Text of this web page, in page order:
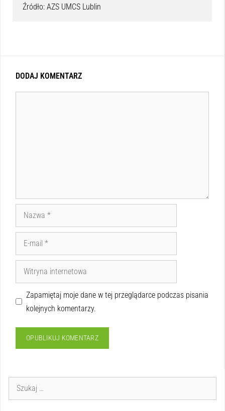
Źródło: AZS UMCS Lublin
DODAJ KOMENTARZ
Zapamiętaj moje dane w tej przeglądarce podczas pisania
kolejnych komentarzy.